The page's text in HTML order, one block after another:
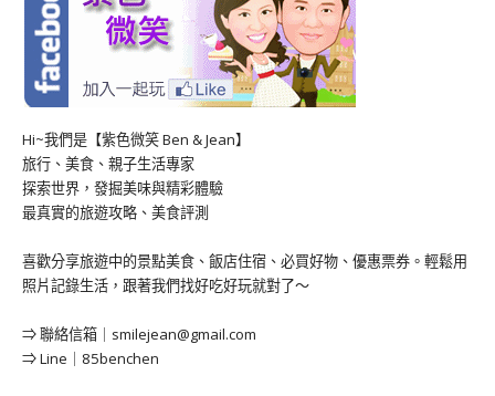
Hi~我們是【紫色微笑 Ben & Jean】
旅行、美食、親子生活專家
探索世界，發掘美味與精彩體驗
最真實的旅遊攻略、美食評測
喜歡分享旅遊中的景點美食、飯店住宿、必買好物、優惠票券。輕鬆用
照片記錄生活，跟著我們找好吃好玩就對了～
⇒ 聯絡信箱｜ smilejean@gmail.com
⇒ Line｜85benchen